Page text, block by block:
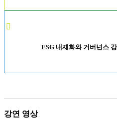
ESG 내재화와 거버넌스
강연 영상